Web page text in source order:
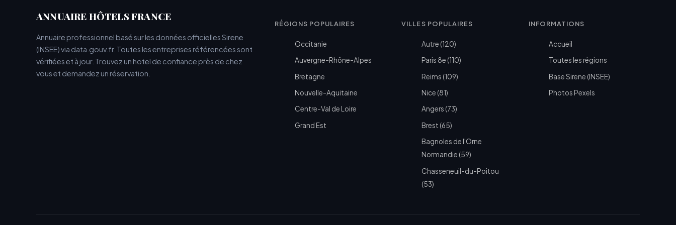
ANNUAIRE HÔTELS FRANCE
Annuaire professionnel basé sur les données officielles Sirene
(INSEE) via data.gouv.fr. Toutes les entreprises référencées sont
vérifiées et à jour. Trouvez un hotel de confiance près de chez
vous et demandez un réservation.
RÉGIONS POPULAIRES
Occitanie
Auvergne-Rhône-Alpes
Bretagne
Nouvelle-Aquitaine
Centre-Val de Loire
Grand Est
VILLES POPULAIRES
Autre (120)
Paris 8e (110)
Reims (109)
Nice (81)
Angers (73)
Brest (65)
Bagnoles de l'Orne
Normandie (59)
Chasseneuil-du-Poitou
(53)
INFORMATIONS
Accueil
Toutes les régions
Base Sirene (INSEE)
Photos Pexels